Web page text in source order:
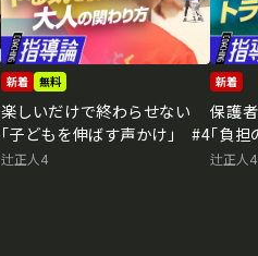
新着 無料
楽しいだけで終わらせない
｢子どもを伸ばす声かけ｣ #4
辻正人4
新着
保護
｢負
辻正人4